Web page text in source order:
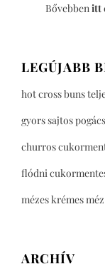
Bővebben itt
LEGÚJABB
hot cross buns
gyors sajtos
churros
flódni
mézes krémes
ARCHÍV